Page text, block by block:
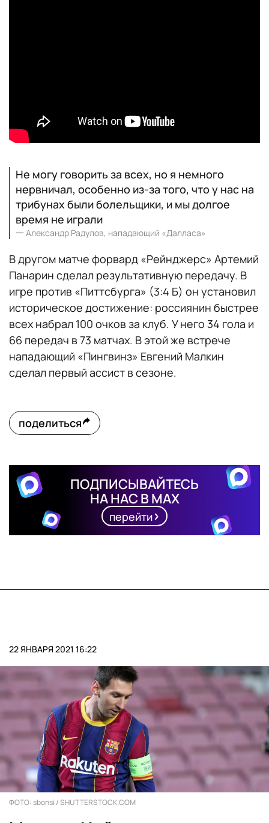
Не могу говорить за всех, но я немного
нервничал, особенно из-за того, что у нас на
трибунах были болельщики, и мы долгое
время не играли
一 Александр Радулов, нападающий «Далласа»
В другом матче форвард «Рейнджерс» Артемий
Панарин сделал результативную передачу. В
игре против «Питтсбурга» (3:4 Б) он установил
историческое достижение: россиянин быстрее
всех набрал 100 очков за клуб. У него 34 гола и
66 передач в 73 матчах. В этой же встрече
нападающий «Пингвинз» Евгений Малкин
сделал первый ассист в сезоне.
поделиться
ПОДПИСЫВАЙТЕСЬ
НА НАС В MAX
перейти
22 ЯНВАРЯ 2021 16:22
ФОТО: sbonsi / SHUTTERSTOCK.COM